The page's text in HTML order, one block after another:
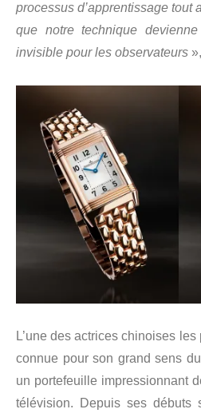
processus d’apprentissage tout
que notre technique
invisible pour les observateurs
L’une des actrices chinoises
connue pour son grand sens
un portefeuille impressionnant
télévision. Depuis ses débuts